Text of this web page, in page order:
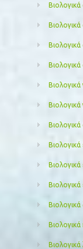
Βιολογικά
Βιολογικά
Βιολογικά
Βιολογικά
Βιολογικά
Βιολογικά